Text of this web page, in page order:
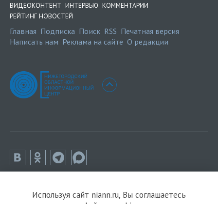
ВИДЕОКОНТЕНТ ИНТЕРВЬЮ КОММЕНТАРИИ
РЕЙТИНГ НОВОСТЕЙ
Главная Подписка Поиск RSS Печатная версия
Написать нам Реклама на сайте О редакции
Используя сайт niann.ru, Вы соглашаетесь